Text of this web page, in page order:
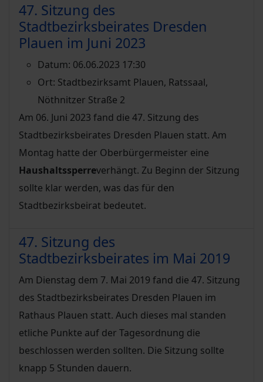
47. Sitzung des
Stadtbezirksbeirates Dresden
Plauen im Juni 2023
Datum: 06.06.2023 17:30
Ort: Stadtbezirksamt Plauen, Ratssaal,
Nöthnitzer Straße 2
Am 06. Juni 2023 fand die 47. Sitzung des
Stadtbezirksbeirates Dresden Plauen statt. Am
Montag hatte der Oberbürgermeister eine
Haushaltssperreverhängt. Zu Beginn der Sitzung
sollte klar werden, was das für den
Stadtbezirksbeirat bedeutet.
47. Sitzung des
Stadtbezirksbeirates im Mai 2019
Am Dienstag dem 7. Mai 2019 fand die 47. Sitzung
des Stadtbezirksbeirates Dresden Plauen im
Rathaus Plauen statt. Auch dieses mal standen
etliche Punkte auf der Tagesordnung die
beschlossen werden sollten. Die Sitzung sollte
knapp 5 Stunden dauern.